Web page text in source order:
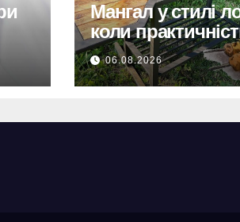
Мангал у стилі
коли
стає частиною
дизайну
06.08.2026